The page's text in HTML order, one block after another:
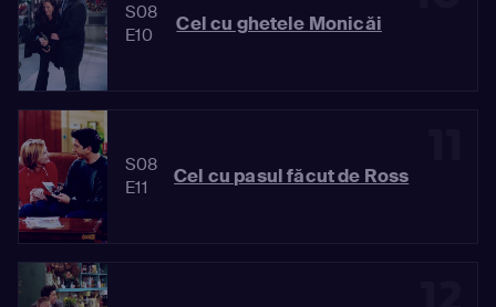
S08
E10
Cel cu ghetele Monicăi
S08
E11
Cel cu pasul făcut de Ross